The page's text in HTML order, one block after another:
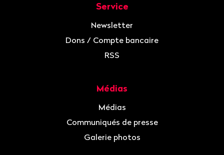
Service
Newsletter
Dons / Compte bancaire
RSS
Médias
Médias
Communiqués de presse
Galerie photos